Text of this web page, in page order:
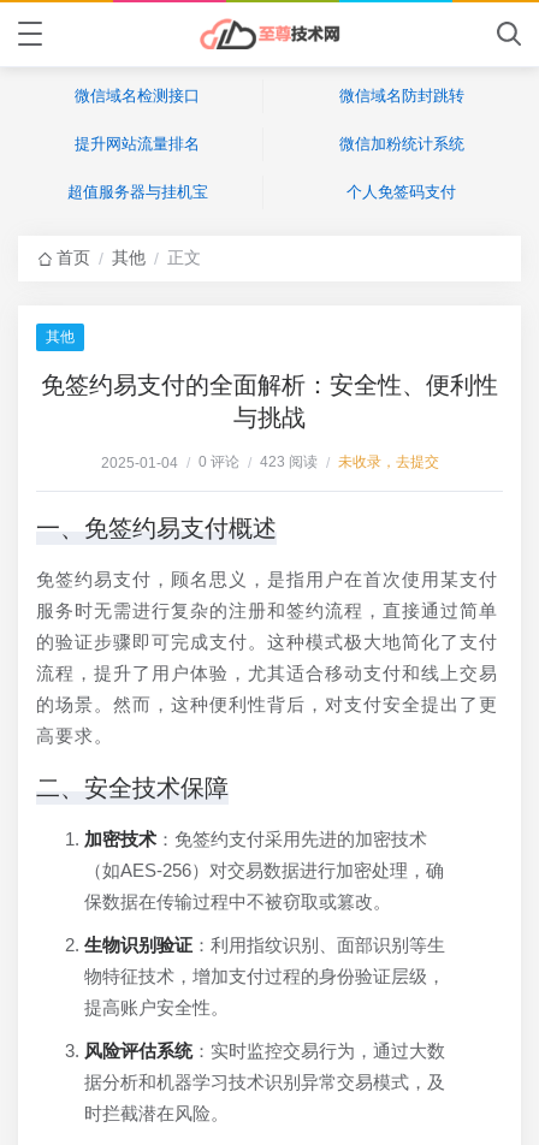
微信域名检测接口 微信域名防封跳转
提升网站流量排名 微信加粉统计系统
超值服务器与挂机宝 个人免签码支付
首页 / 其他 / 正文
其他
免签约易支付的全面解析：安全性、便利性
与挑战
2025-01-04 / 0 评论 / 423 阅读 / 未收录，去提交
一、免签约易支付概述
免签约易支付，顾名思义，是指用户在首次使用某支付
服务时无需进行复杂的注册和签约流程，直接通过简单
的验证步骤即可完成支付。这种模式极大地简化了支付
流程，提升了用户体验，尤其适合移动支付和线上交易
的场景。然而，这种便利性背后，对支付安全提出了更
高要求。
二、安全技术保障
加密技术 ：免签约支付采用先进的加密技术
（如AES-256）对交易数据进行加密处理，确
保数据在传输过程中不被窃取或篡改。
生物识别验证 ：利用指纹识别、面部识别等生
物特征技术，增加支付过程的身份验证层级，
提高账户安全性。
风险评估系统：实时监控交易行为，通过大数
据分析和机器学习技术识别异常交易模式，及
时拦截潜在风险。